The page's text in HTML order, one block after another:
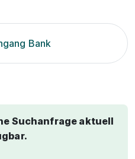
Bank
Suchanfrage aktuell